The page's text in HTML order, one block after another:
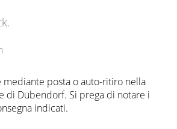
mediante posta o auto-ritiro nella
di Dübendorf. Si prega di notare i
indicati.